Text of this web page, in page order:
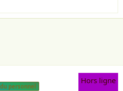
personnel
Hors ligne